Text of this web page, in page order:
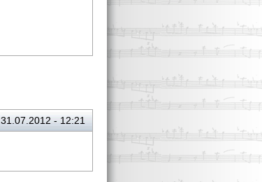
31.07.2012 - 12:21